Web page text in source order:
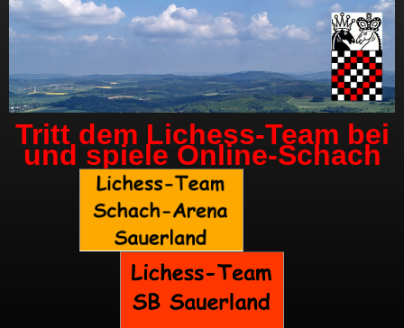
Tritt dem Lichess-Team bei
und spiele Online-Schach